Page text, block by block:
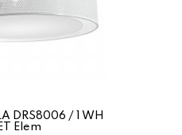
DRS8006 / 1 WH
Elem